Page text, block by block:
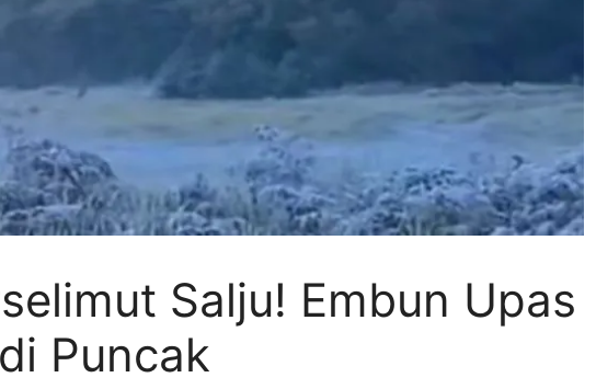
Salju! Embun Upas
Puncak